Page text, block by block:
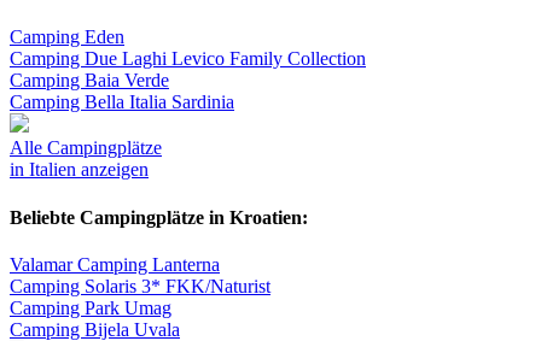
Camping Eden
Camping Due Laghi Levico Family Collection
Camping Baia Verde
Camping Bella Italia Sardinia
Alle Campingplätze
in Italien anzeigen
Beliebte Campingplätze in Kroatien:
Valamar Camping Lanterna
Camping Solaris 3* FKK/Naturist
Camping Park Umag
Camping Bijela Uvala